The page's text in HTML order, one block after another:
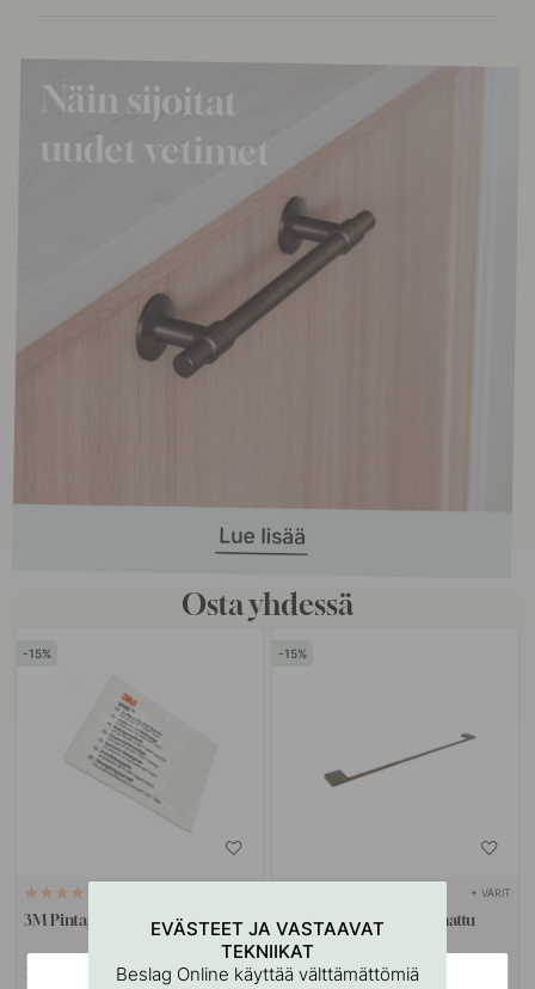
Osta yhdessä
15
3M Pintapuhdistusliina
3.06 € 3.60 €
15
+ VÄRIT
Pyyheteline Flow - Brunattu
Messinki
96.47 €113.50 €
EVÄSTEET JA VASTAAVAT
TEKNIIKAT
Beslag Online käyttää välttämättömiä